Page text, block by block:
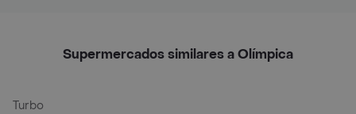
Supermercados similares a Olímpica
Turbo